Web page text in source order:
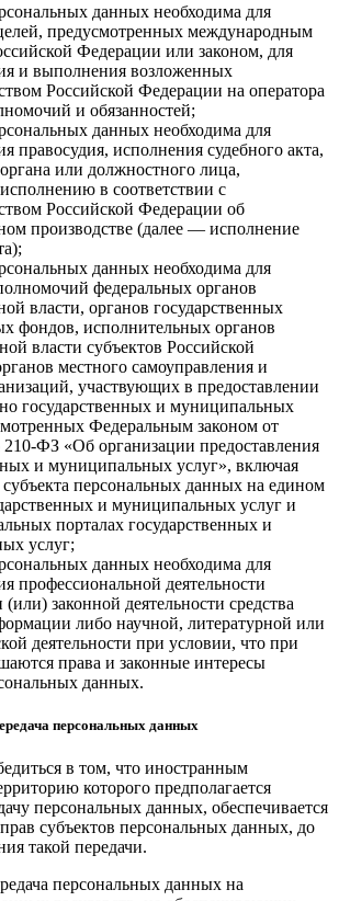
данных необходима для
предусмотренных международным
Федерации или законом, для
и выполнения возложенных
Российской Федерации на оператора
и обязанностей;
данных необходима для
правосудия, исполнения судебного акта,
или должностного лица,
в соответствии с
Российской Федерации об
производстве (далее — исполнение
данных необходима для
федеральных органов
власти, органов государственных
фондов, исполнительных органов
власти субъектов Российской
местного самоуправления и
участвующих в предоставлении
государственных и муниципальных
Федеральным законом от
ФЗ «Об организации предоставления
и муниципальных услуг», включая
персональных данных на едином
и муниципальных услуг и
порталах государственных и
услуг;
данных необходима для
профессиональной деятельности
законной деятельности средства
либо научной, литературной или
деятельности при условии, что при
права и законные интересы
данных.
персональных данных
в том, что иностранным
которого предполагается
персональных данных, обеспечивается
субъектов персональных данных, до
такой передачи.
персональных данных на